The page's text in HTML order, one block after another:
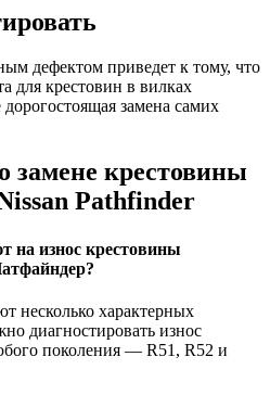
дефектом приведет к тому, что
для крестовин в вилках
замена самих
замене крестовины
Pathfinder
на износ крестовины
несколько характерных
диагностировать износ
поколения — R51, R52 и